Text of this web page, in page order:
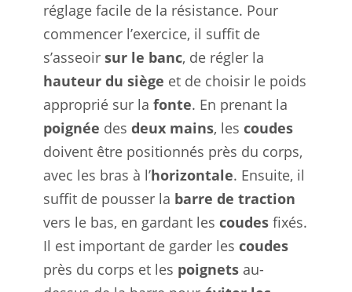
réglage facile de la résistance. Pour
commencer l’exercice, il suffit de
s’asseoir sur le banc, de régler la
hauteur du siège et de choisir le poids
approprié sur la fonte. En prenant la
poignée des deux mains, les coudes
doivent être positionnés près du corps,
avec les bras à l’horizontale. Ensuite, il
suffit de pousser la barre de traction
vers le bas, en gardant les coudes fixés.
Il est important de garder les coudes
près du corps et les poignets au-